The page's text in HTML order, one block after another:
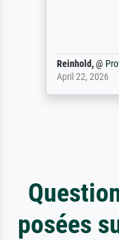
Reinhold,@
April 22, 2026
posées